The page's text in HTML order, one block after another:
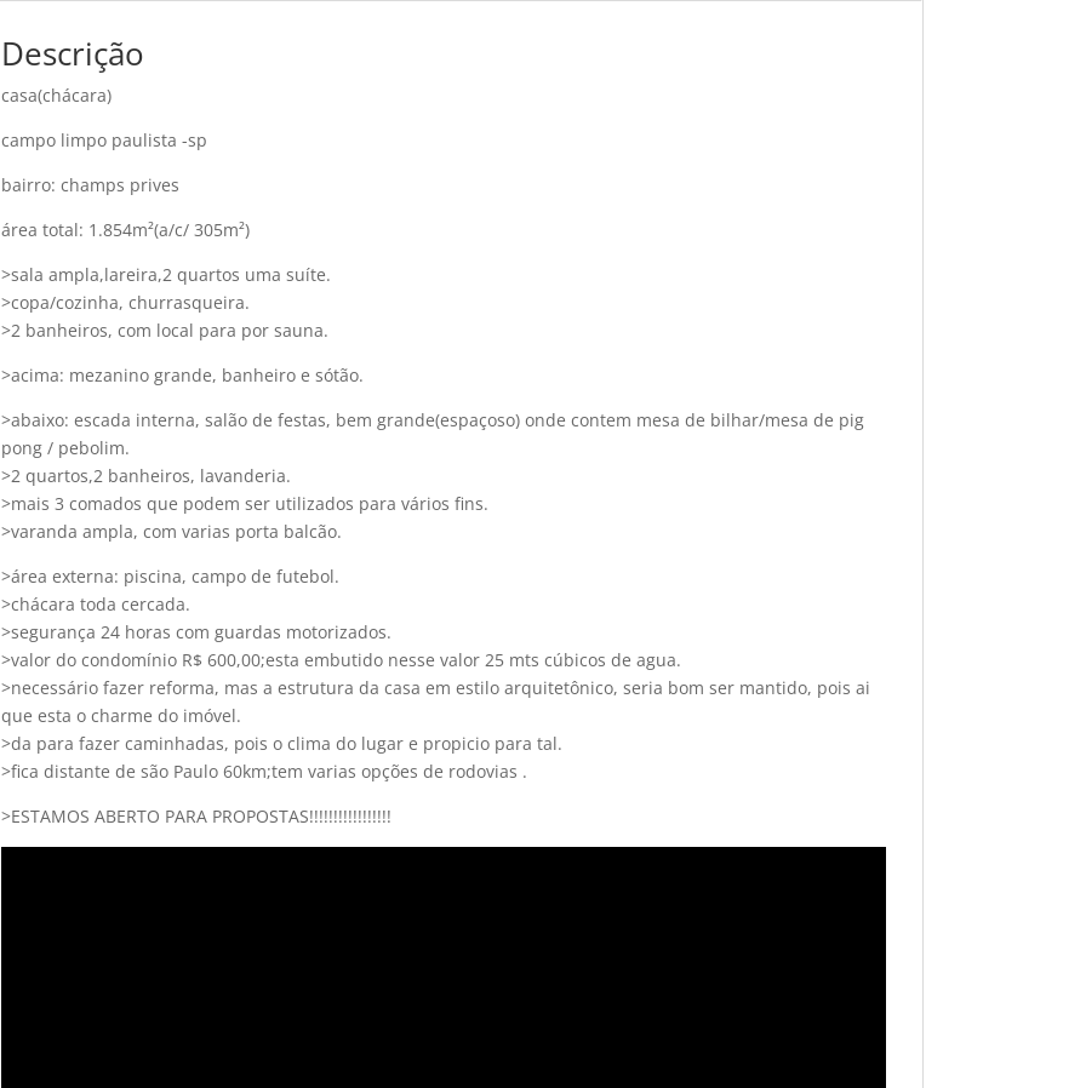
Descrição
casa(chácara)
campo limpo paulista -sp
bairro: champs prives
área total: 1.854m²(a/c/ 305m²)
>sala ampla,lareira,2 quartos uma suíte.
>copa/cozinha, churrasqueira.
>2 banheiros, com local para por sauna.
>acima: mezanino grande, banheiro e sótão.
>abaixo: escada interna, salão de festas, bem grande(espaçoso) onde contem mesa de bilhar/mesa de pig
pong / pebolim.
>2 quartos,2 banheiros, lavanderia.
>mais 3 comados que podem ser utilizados para vários fins.
>varanda ampla, com varias porta balcão.
>área externa: piscina, campo de futebol.
>chácara toda cercada.
>segurança 24 horas com guardas motorizados.
>valor do condomínio R$ 600,00;esta embutido nesse valor 25 mts cúbicos de agua.
>necessário fazer reforma, mas a estrutura da casa em estilo arquitetônico, seria bom ser mantido, pois ai
que esta o charme do imóvel.
>da para fazer caminhadas, pois o clima do lugar e propicio para tal.
>fica distante de são Paulo 60km;tem varias opções de rodovias .
>ESTAMOS ABERTO PARA PROPOSTAS!!!!!!!!!!!!!!!!!